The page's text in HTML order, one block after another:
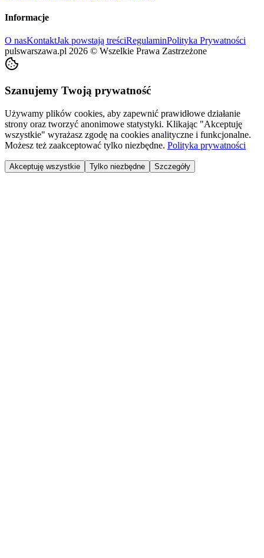
Informacje
O nasKontaktJak powstają treściRegulaminPolityka Prywatności
pulswarszawa.pl 2026 © Wszelkie Prawa Zastrzeżone
Szanujemy Twoją prywatność
Używamy plików cookies, aby zapewnić prawidłowe działanie
strony oraz tworzyć anonimowe statystyki. Klikając "Akceptuję
wszystkie" wyrażasz zgodę na cookies analityczne i funkcjonalne.
Możesz też zaakceptować tylko niezbędne. Polityka prywatności
Akceptuję wszystkie Tylko niezbędne Szczegóły